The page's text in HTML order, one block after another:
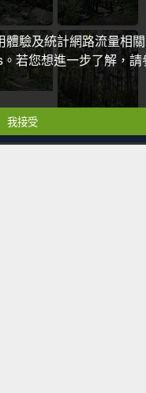
分享
驗及統計網路流量相
若您想進一步了解，
我接受